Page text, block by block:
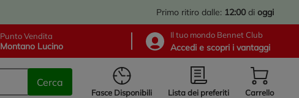
Primo ritiro dalle: 12:00 di oggi
Punto Vendita
Montano Lucino
Il tuo mondo Bennet Club
Accedi e scopri i vantaggi
Cerca
Fasce Disponibili Lista dei preferiti Carrello